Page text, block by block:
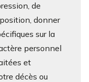
de
donner
sur la
personnel
et
décès ou